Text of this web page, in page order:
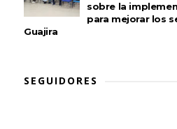
sobre la
para mejorar los
Guajira
SEGUIDORES